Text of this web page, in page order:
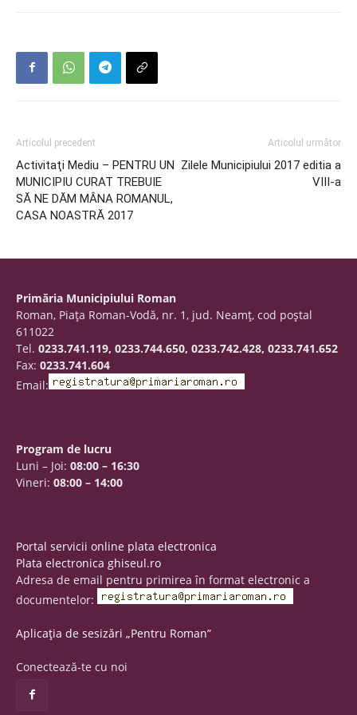
Articolul precedent
Activitaţi Mediu – PENTRU UN
MUNICIPIU CURAT TREBUIE
SĂ NE DĂM MÂNA ROMANUL,
CASA NOASTRĂ 2017
Articolul următor
Zilele Municipiului 2017 editia a
VIII-a
Primăria Municipiului Roman
Roman, Piaţa Roman-Vodă, nr. 1, jud. Neamţ, cod poştal
611022
Tel. 0233.741.119, 0233.744.650, 0233.742.428, 0233.741.652
Fax: 0233.741.604
Email:
Program de lucru
Luni – Joi: 08:00 – 16:30
Vineri: 08:00 – 14:00
Portal servicii online plata electronica
Plata electronica ghiseul.ro
Adresa de email pentru primirea în format electronic a
documentelor:
Aplicația de sesizări „Pentru Roman”
Conectează-te cu noi